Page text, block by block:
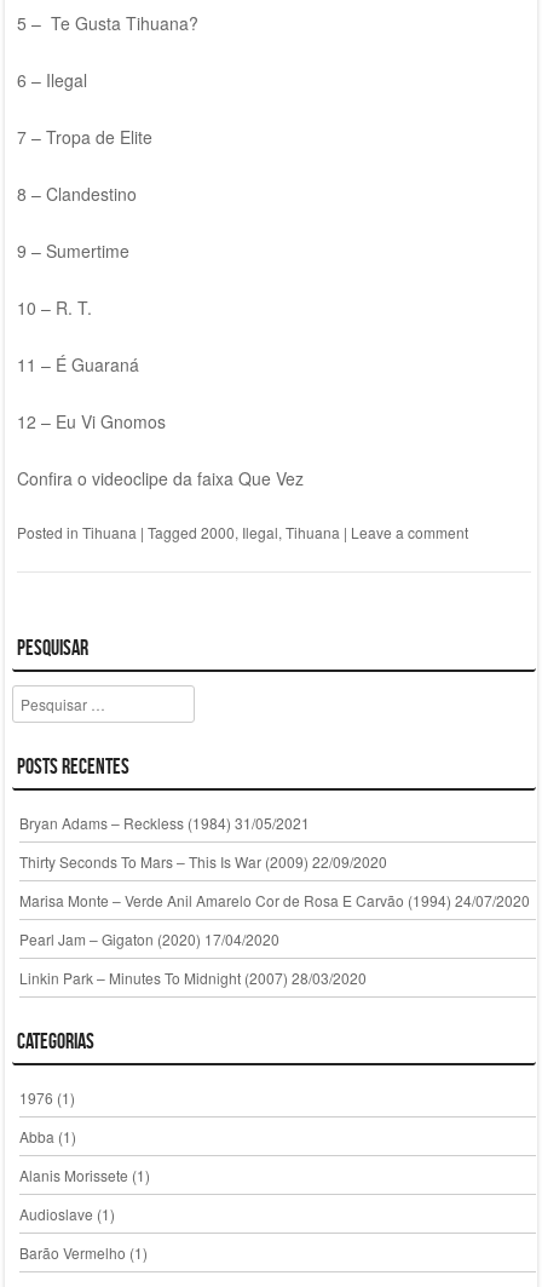
5 – Te Gusta Tihuana?
6 – Ilegal
7 – Tropa de Elite
8 – Clandestino
9 – Sumertime
10 – R. T.
11 – É Guaraná
12 – Eu Vi Gnomos
Confira o videoclipe da faixa Que Vez
Posted in Tihuana | Tagged 2000, Ilegal,Tihuana | Leave a comment
Pesquisar
Pesquisar
Posts Recentes
Bryan Adams – Reckless (1984) 31/05/2021
Thirty Seconds To Mars – This Is War (2009) 22/09/2020
Marisa Monte – Verde Anil Amarelo Cor de Rosa E Carvão (1994) 24/07/2020
Pearl Jam – Gigaton (2020) 17/04/2020
Linkin Park – Minutes To Midnight (2007) 28/03/2020
Categorias
1976 (1)
Abba (1)
Alanis Morissete (1)
Audioslave (1)
Barão Vermelho (1)